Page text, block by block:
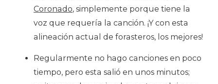
Coronado, simplemente porque tiene la
voz que requería la canción. ¡Y con esta
alineación actual de forasteros, los mejores!
Regularmente no hago canciones en poco
tiempo, pero esta salió en unos minutos;